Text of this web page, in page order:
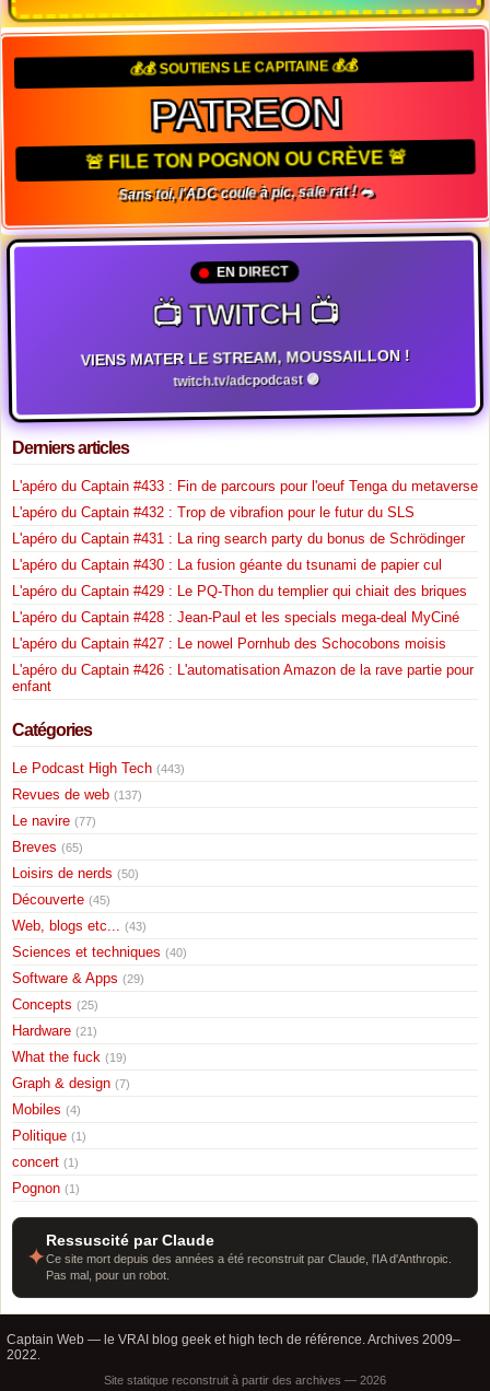
💰💰 SOUTIENS LE CAPITAINE 💰💰
PATREON
🚨 FILE TON POGNON OU CRÈVE 🚨
Sans toi, l'ADC coule à pic, sale rat ! 🐀
EN DIRECT
📺 TWITCH 📺
VIENS MATER LE STREAM, MOUSSAILLON !
twitch.tv/adcpodcast 🟣
Derniers articles
L'apéro du Captain #433 : Fin de parcours pour l'oeuf Tenga du metaverse
L'apéro du Captain #432 : Trop de vibrafion pour le futur du SLS
L'apéro du Captain #431 : La ring search party du bonus de Schrödinger
L'apéro du Captain #430 : La fusion géante du tsunami de papier cul
L'apéro du Captain #429 : Le PQ-Thon du templier qui chiait des briques
L'apéro du Captain #428 : Jean-Paul et les specials mega-deal MyCiné
L'apéro du Captain #427 : Le nowel Pornhub des Schocobons moisis
L'apéro du Captain #426 : L'automatisation Amazon de la rave partie pour
enfant
Catégories
Le Podcast High Tech (443)
Revues de web (137)
Le navire (77)
Breves (65)
Loisirs de nerds (50)
Découverte (45)
Web, blogs etc... (43)
Sciences et techniques (40)
Software & Apps (29)
Concepts (25)
Hardware (21)
What the fuck (19)
Graph & design (7)
Mobiles (4)
Politique (1)
concert (1)
Pognon (1)
✦
Ressuscité par Claude
Ce site mort depuis des années a été reconstruit par Claude, l'IA d'Anthropic.
Pas mal, pour un robot.
Captain Web — le VRAI blog geek et high tech de référence. Archives 2009–
2022.
Site statique reconstruit à partir des archives — 2026